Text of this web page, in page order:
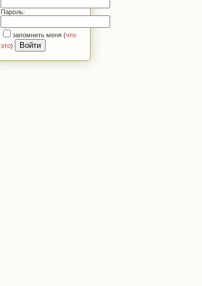
Пароль:
запомнить меня (что
это)